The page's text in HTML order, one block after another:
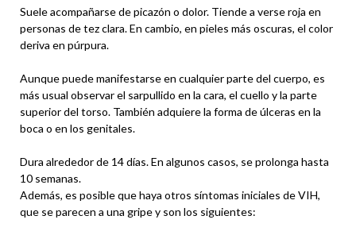
Suele acompañarse de picazón o dolor. Tiende a verse roja en
personas de tez clara. En cambio, en pieles más oscuras, el color
deriva en púrpura.
Aunque puede manifestarse en cualquier parte del cuerpo, es
más usual observar el sarpullido en la cara, el cuello y la parte
superior del torso. También adquiere la forma de úlceras en la
boca o en los genitales.
Dura alrededor de 14 días. En algunos casos, se prolonga hasta
10 semanas.
Además, es posible que haya otros síntomas iniciales de VIH,
que se parecen a una gripe y son los siguientes: